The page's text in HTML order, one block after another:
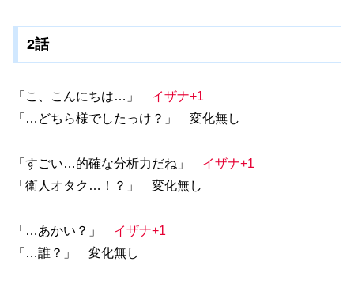
2話
「こ、こんにちは…」 イザナ+1
「…どちら様でしたっけ？」 変化無し
「すごい…的確な分析力だね」 イザナ+1
「衛人オタク…！？」 変化無し
「…あかい？」 イザナ+1
「…誰？」 変化無し